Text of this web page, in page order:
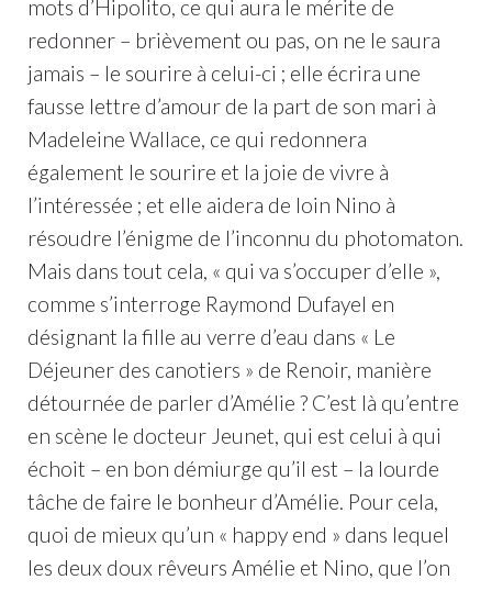
mots d’Hipolito, ce qui aura le mérite de
redonner – brièvement ou pas, on ne le saura
jamais – le sourire à celui-ci ; elle écrira une
fausse lettre d’amour de la part de son mari à
Madeleine Wallace, ce qui redonnera
également le sourire et la joie de vivre à
l’intéressée ; et elle aidera de loin Nino à
résoudre l’énigme de l’inconnu du photomaton.
Mais dans tout cela, « qui va s’occuper d’elle »,
comme s’interroge Raymond Dufayel en
désignant la fille au verre d’eau dans « Le
Déjeuner des canotiers » de Renoir, manière
détournée de parler d’Amélie ? C’est là qu’entre
en scène le docteur Jeunet, qui est celui à qui
échoit – en bon démiurge qu’il est – la lourde
tâche de faire le bonheur d’Amélie. Pour cela,
quoi de mieux qu’un « happy end » dans lequel
les deux doux rêveurs Amélie et Nino, que l’on